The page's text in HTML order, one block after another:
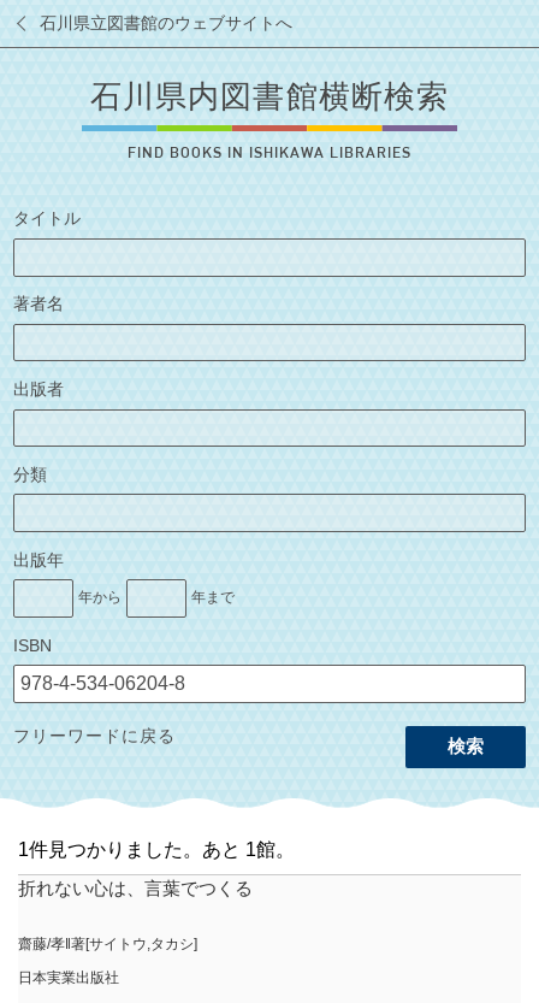
石川県立図書館のウェブサイトへ
石川県内図書館横断検索
FIND BOOKS IN ISHIKAWA LIBRARIES
タイトル
著者名
出版者
分類
出版年
年から 年まで
ISBN
検索
フリーワードに戻る
1件見つかりました。あと 1館。
折れない心は、言葉でつくる
齋藤/孝‖著[サイトウ,タカシ]
日本実業出版社